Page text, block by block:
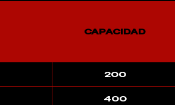
CAPACIDAD
200
400